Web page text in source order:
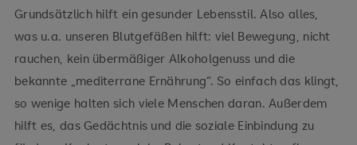
Grundsätzlich hilft ein gesunder Lebensstil. Also alles,
was u.a. unseren Blutgefäßen hilft: viel Bewegung, nicht
rauchen, kein übermäßiger Alkoholgenuss und die
bekannte „mediterrane Ernährung“. So einfach das klingt,
so wenige halten sich viele Menschen daran. Außerdem
hilft es, das Gedächtnis und die soziale Einbindung zu